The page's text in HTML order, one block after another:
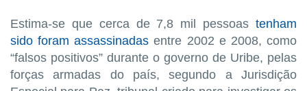
Estima-se que cerca de 7,8 mil pessoas tenham
sido foram assassinadas entre 2002 e 2008, como
“falsos positivos” durante o governo de Uribe, pelas
forças armadas do país, segundo a Jurisdição